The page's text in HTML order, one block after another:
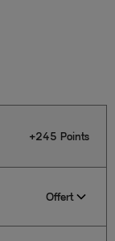
+245 Points
Offert